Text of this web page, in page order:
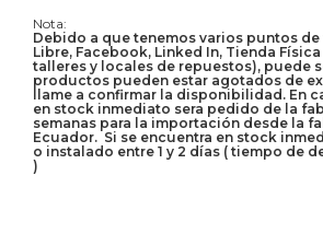
Nota:
Debido a que tenemos varios puntos de
Libre, Facebook, Linked In, Tienda
talleres y locales de repuestos), puede
productos pueden estar agotados de
llame a confirmar la disponibilidad. En
en stock inmediato sera pedido de la
semanas para la importación desde la
Ecuador. Si se encuentra en stock
o instalado entre 1 y 2 días ( tiempo de
)